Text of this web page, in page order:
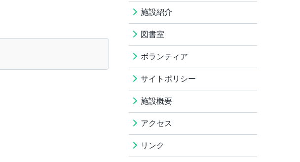
施設紹介
図書室
ボランティア
サイトポリシー
施設概要
アクセス
リンク